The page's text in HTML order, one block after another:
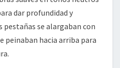
dar profundidad y
pestañas se alargaban con
peinaban hacia arriba para